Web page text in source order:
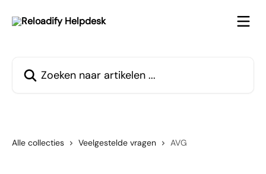
Alle collecties Veelgestelde vragen AVG